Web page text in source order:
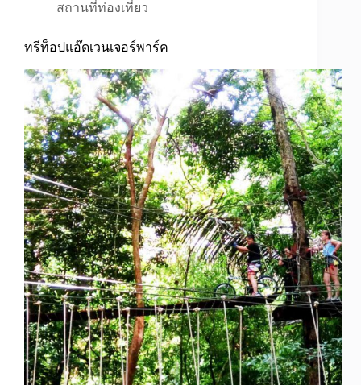
สถานที่ท่องเที่ยว
ทรีท็อปแอ๊ดเวนเจอร์พาร์ค